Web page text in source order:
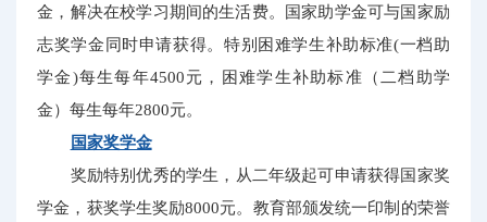
金，解决在校学习期间的生活费。国家助学金可与国家励
志奖学金同时申请获得。特别困难学生补助标准(一档助
学金)每生每年4500元，困难学生补助标准（二档助学
金）每生每年2800元。
国家奖学金
奖励特别优秀的学生，从二年级起可申请获得国家奖
学金，获奖学生奖励8000元。教育部颁发统一印制的荣誉